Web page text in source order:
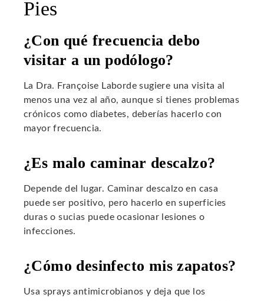
Pies
¿Con qué frecuencia debo
visitar a un podólogo?
La Dra. Françoise Laborde sugiere una visita al
menos una vez al año, aunque si tienes problemas
crónicos como diabetes, deberías hacerlo con
mayor frecuencia.
¿Es malo caminar descalzo?
Depende del lugar. Caminar descalzo en casa
puede ser positivo, pero hacerlo en superficies
duras o sucias puede ocasionar lesiones o
infecciones.
¿Cómo desinfecto mis zapatos?
Usa sprays antimicrobianos y deja que los